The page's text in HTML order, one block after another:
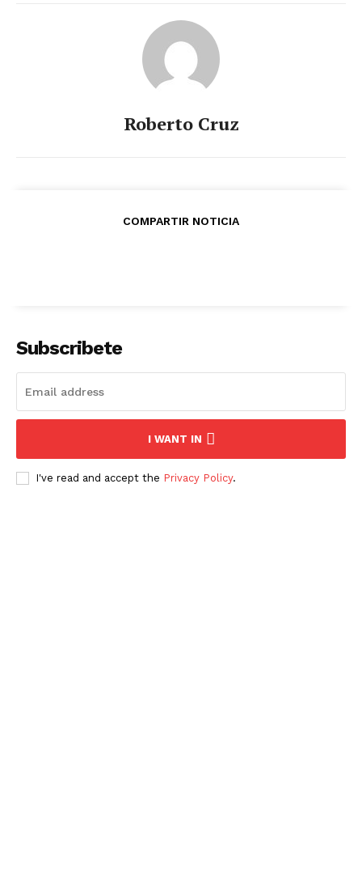
Roberto Cruz
COMPARTIR NOTICIA
Subscribete
I WANT IN
I've read and accept the Privacy Policy.